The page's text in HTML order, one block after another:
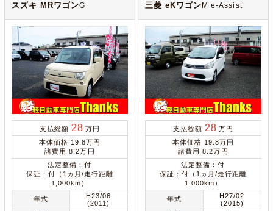
スズキ MRワゴンG
支払総額 28 万円
本体価格 19.8万円
諸費用 8.2万円
法定整備：付
保証：付（1ヵ月/走行距離
1,000km）
年式
H23/06
(2011)
三菱 eKワゴン M e-Assist
支払総額 28 万円
本体価格 19.8万円
諸費用 8.2万円
法定整備：付
保証：付（1ヵ月/走行距離
1,000km）
年式
H27/02
(2015)